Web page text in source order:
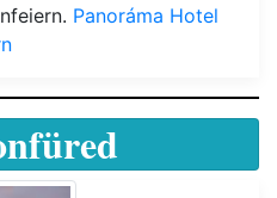
Panoráma Hotel